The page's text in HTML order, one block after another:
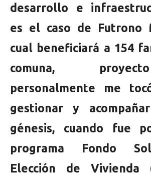
desarrollo e
es el caso de Futrono
cual beneficiará a 154
comuna,
personalmente me
gestionar y
génesis, cuando fue
programa Fondo
Elección de Vivienda